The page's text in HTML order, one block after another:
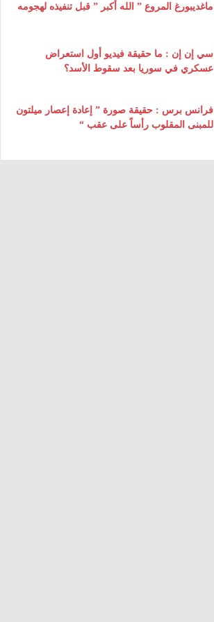
ماغديبورغ المروع ” الله أكبر ” قبل تنفيذه لهجومه
سي إن إن : ما حقيقة فيديو أول استعراض
عسكري في سوريا بعد سقوط الأسد؟
فرانس برس : حقيقة صورة ” إعادة إعصار ميلتون
للمبنى المقلوب رأساً على عقب “